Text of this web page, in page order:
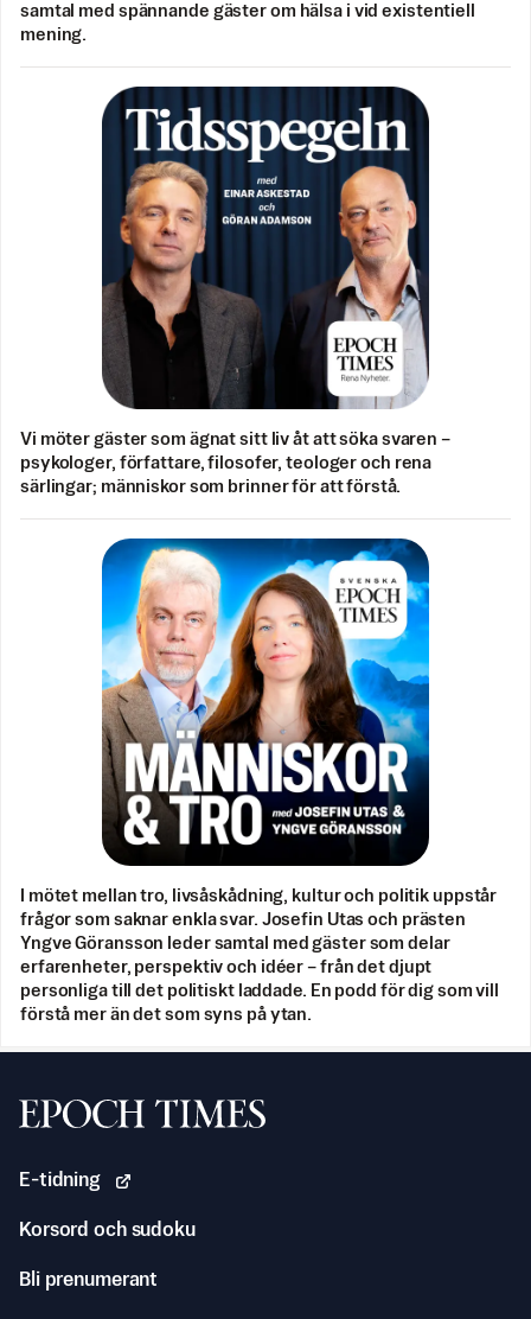
samtal med spännande gäster om hälsa i vid existentiell
mening.
Vi möter gäster som ägnat sitt liv åt att söka svaren –
psykologer, författare, filosofer, teologer och rena
särlingar; människor som brinner för att förstå.
I mötet mellan tro, livsåskådning, kultur och politik uppstår
frågor som saknar enkla svar. Josefin Utas och prästen
Yngve Göransson leder samtal med gäster som delar
erfarenheter, perspektiv och idéer – från det djupt
personliga till det politiskt laddade. En podd för dig som vill
förstå mer än det som syns på ytan.
Svenska Epoch Times
E-tidning
Korsord och sudoku
Bli prenumerant